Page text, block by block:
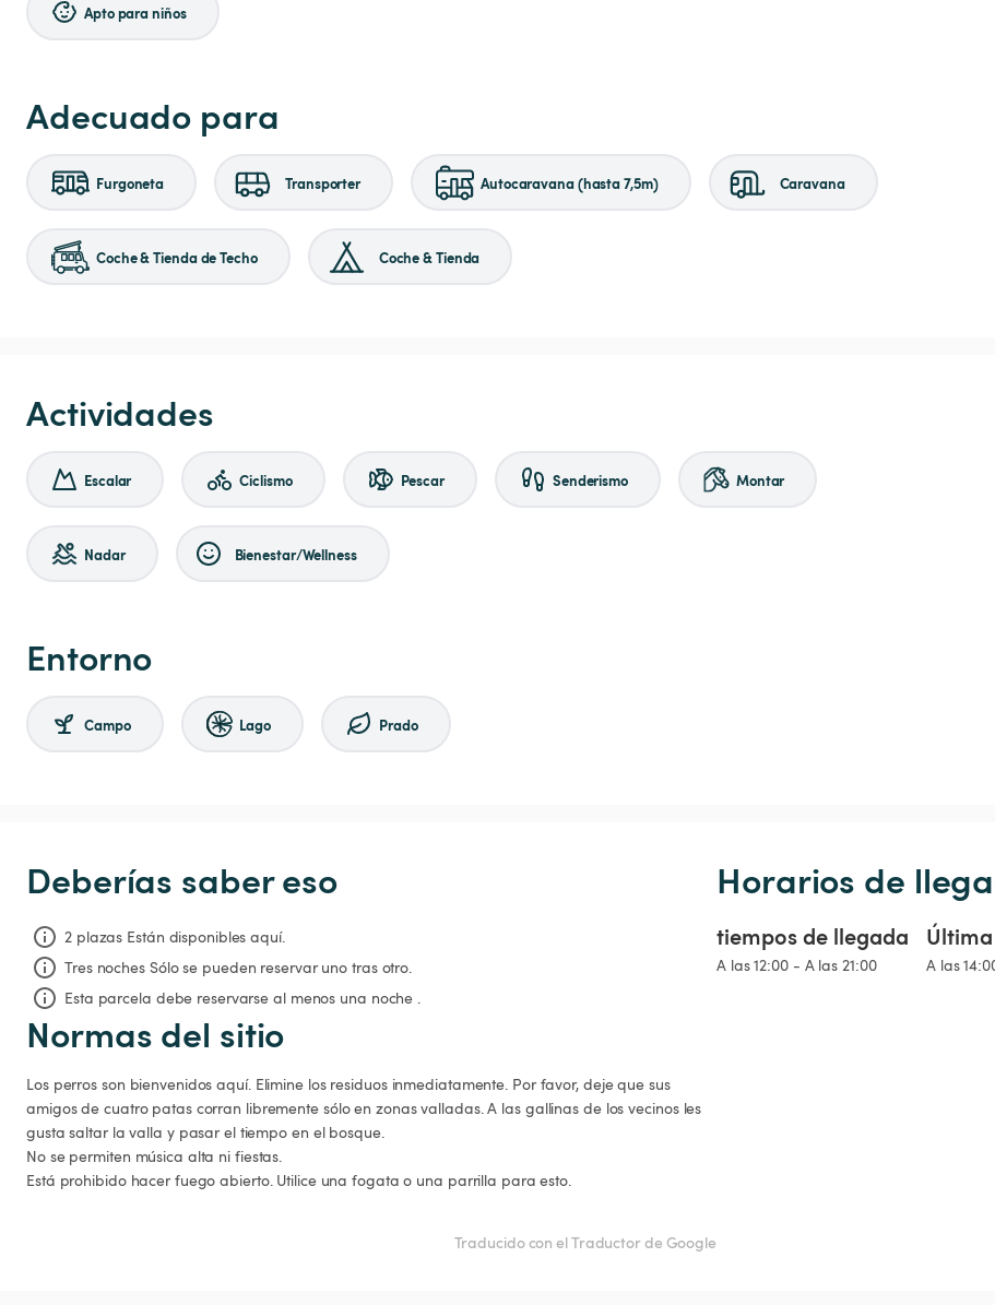
Apto para niños
Adecuado para
Furgoneta Transporter Autocaravana (hasta 7,5m) Caravana
Coche & Tienda de Techo Coche & Tienda
Actividades
Escalar Ciclismo Pescar Senderismo Montar
Nadar Bienestar/Wellness
Entorno
Campo Lago Prado
Deberías saber eso
2 plazas Están disponibles aquí.
Tres noches Sólo se pueden reservar uno tras otro.
Esta parcela debe reservarse al menos una noche .
Horarios de
tiempos de llegada
A las 12:00 - A las 21:00 A las
Normas del sitio
Los perros son bienvenidos aquí. Elimine los residuos inmediatamente. Por favor, deje que sus
amigos de cuatro patas corran libremente sólo en zonas valladas. A las gallinas de los vecinos les
gusta saltar la valla y pasar el tiempo en el bosque.
No se permiten música alta ni fiestas.
Está prohibido hacer fuego abierto. Utilice una fogata o una parrilla para esto.
Traducido con el Traductor de Google